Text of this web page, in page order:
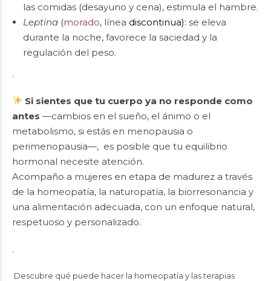
las comidas (desayuno y cena), estimula el hambre.
Leptina (morado, línea discontinua): se eleva
durante la noche, favorece la saciedad y la
regulación del peso.
.
Si sientes que tu cuerpo ya no responde como
antes —cambios en el sueño, el ánimo o el
metabolismo, si estás en menopausia o
perimenopausia—, es posible que tu equilibrio
hormonal necesite atención.
Acompaño a mujeres en etapa de madurez a través
de la homeopatía, la naturopatía, la biorresonancia y
una alimentación adecuada, con un enfoque natural,
respetuoso y personalizado.
.
Descubre qué puede hacer la homeopatía y las terapias